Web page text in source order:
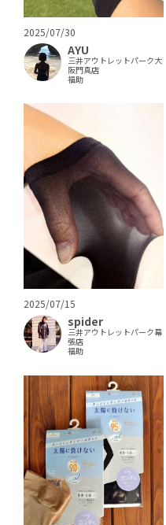
2025/07/30
AYU
三井アウトレットパーク大
阪門真店
福助
2025/07/15
spider
三井アウトレットパーク幕
張店
福助